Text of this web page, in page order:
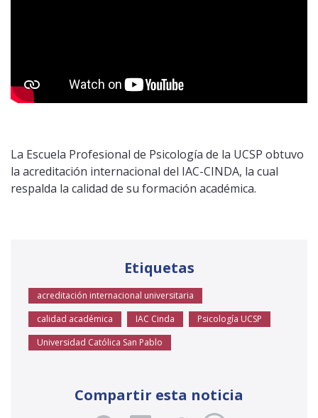
La Escuela Profesional de Psicología de la UCSP obtuvo
la acreditación internacional del IAC-CINDA, la cual
respalda la calidad de su formación académica.
Etiquetas
acreditación internacional universitaria
calidad académica
IAC Cinda
Psicología UCSP
Universidad Católica San Pablo
Compartir esta noticia